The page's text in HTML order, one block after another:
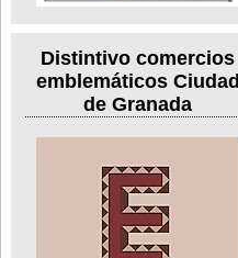
Distintivo comercios
emblemáticos Ciudad
de Granada